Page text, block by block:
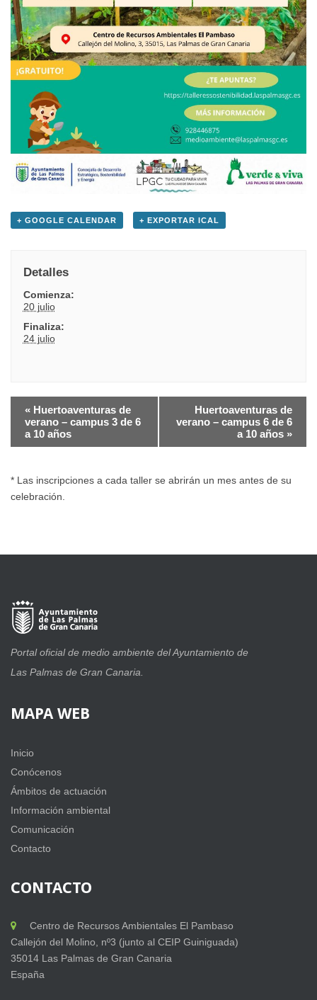
+ GOOGLE CALENDAR + EXPORTAR ICAL
Detalles
Comienza:
20 julio
Finaliza:
24 julio
Evento
Navegación
« Huertoaventuras de
verano – campus 3 de 6
a 10 años
Huertoaventuras de
verano – campus 6 de 6
a 10 años »
* Las inscripciones a cada taller se abrirán un mes antes de su
celebración.
Portal oficial de medio ambiente del Ayuntamiento de
Las Palmas de Gran Canaria.
MAPA WEB
Inicio
Conócenos
Ámbitos de actuación
Información ambiental
Comunicación
Contacto
CONTACTO
Centro de Recursos Ambientales El Pambaso
Callejón del Molino, nº3 (junto al CEIP Guiniguada)
35014 Las Palmas de Gran Canaria
España